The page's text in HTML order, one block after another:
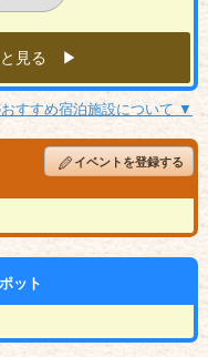
と見る ▶︎
すすめ宿泊施設について ▼
イベントを登録する
ット